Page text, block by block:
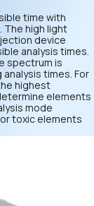
time with
. The high light
device
analysis times.
spectrum is
times. For
highest
elements
mode
toxic elements